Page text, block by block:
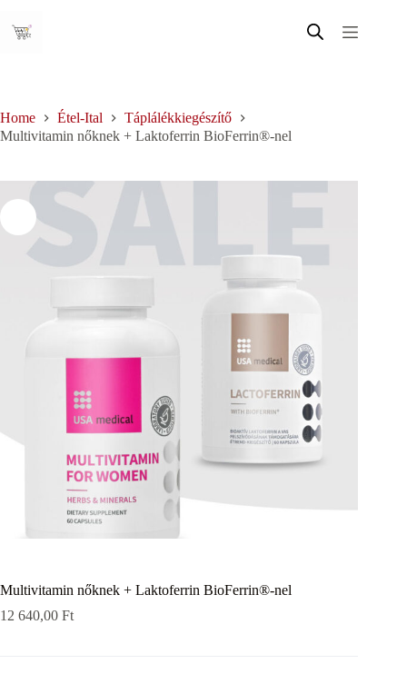
content
Home Étel-Ital
Táplálékkiegészítő
Multivitamin nőknek + Laktoferrin BioFerrin®-nel
Multivitamin nőknek + Laktoferrin BioFerrin®-nel
12 640,00 Ft